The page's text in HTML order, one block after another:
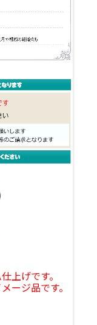
上げです。
ージ品です。